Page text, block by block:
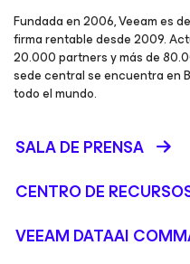
Fundada en 2006, Veeam es
firma rentable desde 2009.
20.000 partners y más de
sede central se encuentra en
todo el mundo.
SALA DE PRENSA
CENTRO DE
VEEAM DATAAI